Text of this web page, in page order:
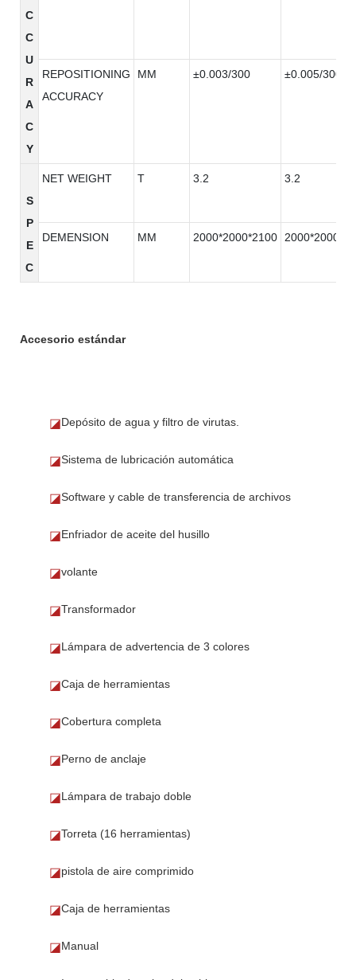
C
C
U
R
A
C
Y
REPOSITIONING
ACCURACY
MM ±0.003/300 ±0.005/300
S
P
E
C
NET WEIGHT T 3.2 3.2
DEMENSION MM 2000*2000*2100
Accesorio estándar
◪Depósito de agua y filtro de virutas.
◪Sistema de lubricación automática
◪Software y cable de transferencia de archivos
◪Enfriador de aceite del husillo
◪volante
◪Transformador
◪Lámpara de advertencia de 3 colores
◪Caja de herramientas
◪Cobertura completa
◪Perno de anclaje
◪Lámpara de trabajo doble
◪Torreta (16 herramientas)
◪pistola de aire comprimido
◪Caja de herramientas
◪Manual